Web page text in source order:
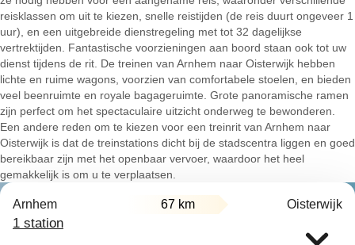
reisklassen om uit te kiezen, snelle reistijden (de reis duurt ongeveer 1
uur), en een uitgebreide dienstregeling met tot 32 dagelijkse
vertrektijden. Fantastische voorzieningen aan boord staan ook tot uw
dienst tijdens de rit. De treinen van Arnhem naar Oisterwijk hebben
lichte en ruime wagons, voorzien van comfortabele stoelen, en bieden
veel beenruimte en royale bagageruimte. Grote panoramische ramen
zijn perfect om het spectaculaire uitzicht onderweg te bewonderen.
Een andere reden om te kiezen voor een treinrit van Arnhem naar
Oisterwijk is dat de treinstations dicht bij de stadscentra liggen en goed
bereikbaar zijn met het openbaar vervoer, waardoor het heel
gemakkelijk is om u te verplaatsen.
Arnhem 67 km Oisterwijk
1 station